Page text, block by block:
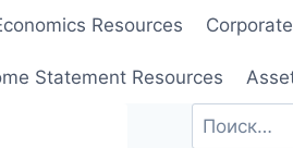
Resources
Statement Resources
Найти: